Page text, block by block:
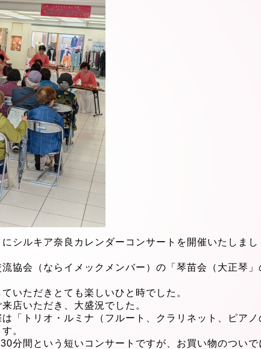
シルキア奈良カレンダーコンサートを開催いたしまし
協会（ならイメックメンバー）の「琴苗会（大正琴」
いただきとても楽しいひと時でした。
店いただき、大盛況でした。
は「トリオ・ルミナ（フルート、クラリネット、ピアノ
。
分間という短いコンサートですが、 お買い物のついで